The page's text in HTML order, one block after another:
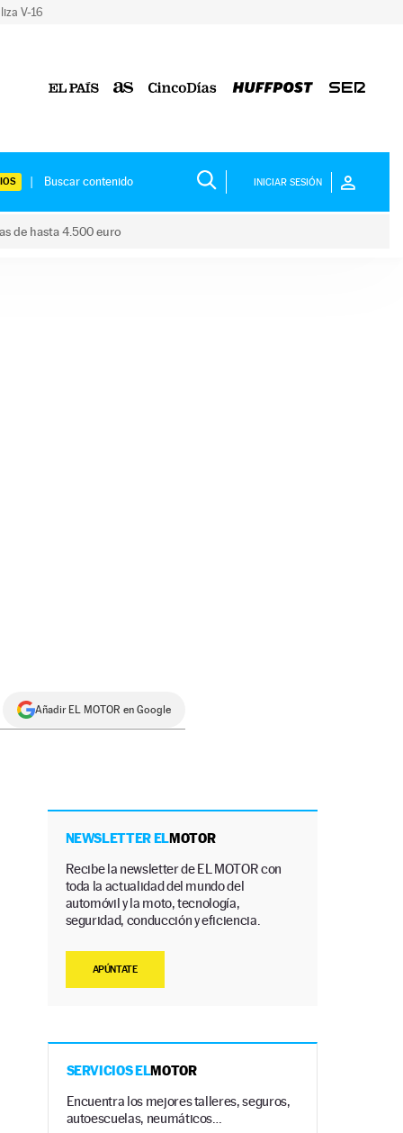
V-16
INICIAR SESIÓN
de hasta 4.500 euro
Añadir EL MOTOR en Google
NEWSLETTER ELMOTOR
Recibe la newsletter de EL MOTOR con
toda la actualidad del mundo del
automóvil y la moto, tecnología,
seguridad, conducción y eficiencia.
APÚNTATE
SERVICIOS ELMOTOR
Encuentra los mejores talleres, seguros,
autoescuelas, neumáticos…